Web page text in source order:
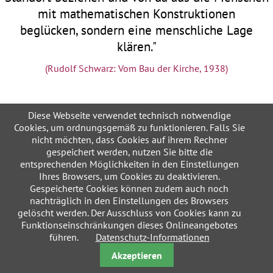
mit mathematischen Konstruktionen
beglücken, sondern eine menschliche Lage
klären."
(Rudolf Schwarz: Vom Bau der Kirche, 1938)
Navigation
überspringen
Datenschutzerklärung
Diese Webseite verwendet technisch notwendige
Cookies, um ordnungsgemäß zu funktionieren. Falls Sie
nicht möchten, dass Cookies auf ihrem Rechner
gespeichert werden, nutzen Sie bitte die
entsprechenden Möglichkeiten in den Einstellungen
Ihres Browsers, um Cookies zu deaktivieren.
Gespeicherte Cookies können zudem auch noch
nachträglich in den Einstellungen des Browsers
gelöscht werden. Der Ausschluss von Cookies kann zu
Funktionseinschränkungen dieses Onlineangebotes
führen.
Datenschutz-Informationen
Akzeptieren